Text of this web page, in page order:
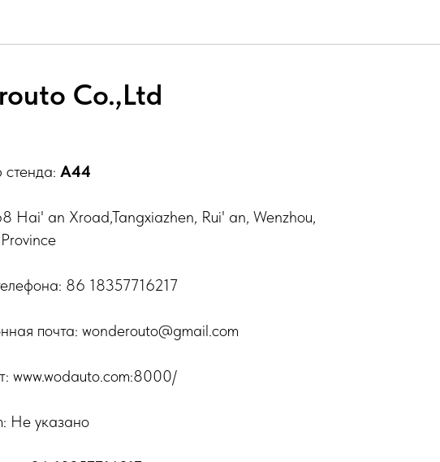
Co.,Ltd
A44
Hai' an Xroad,Tangxiazhen, Rui' an, Wenzhou,
86 18357716217
почта: wonderouto@gmail.com
www.wodauto.com:8000/
Не указано